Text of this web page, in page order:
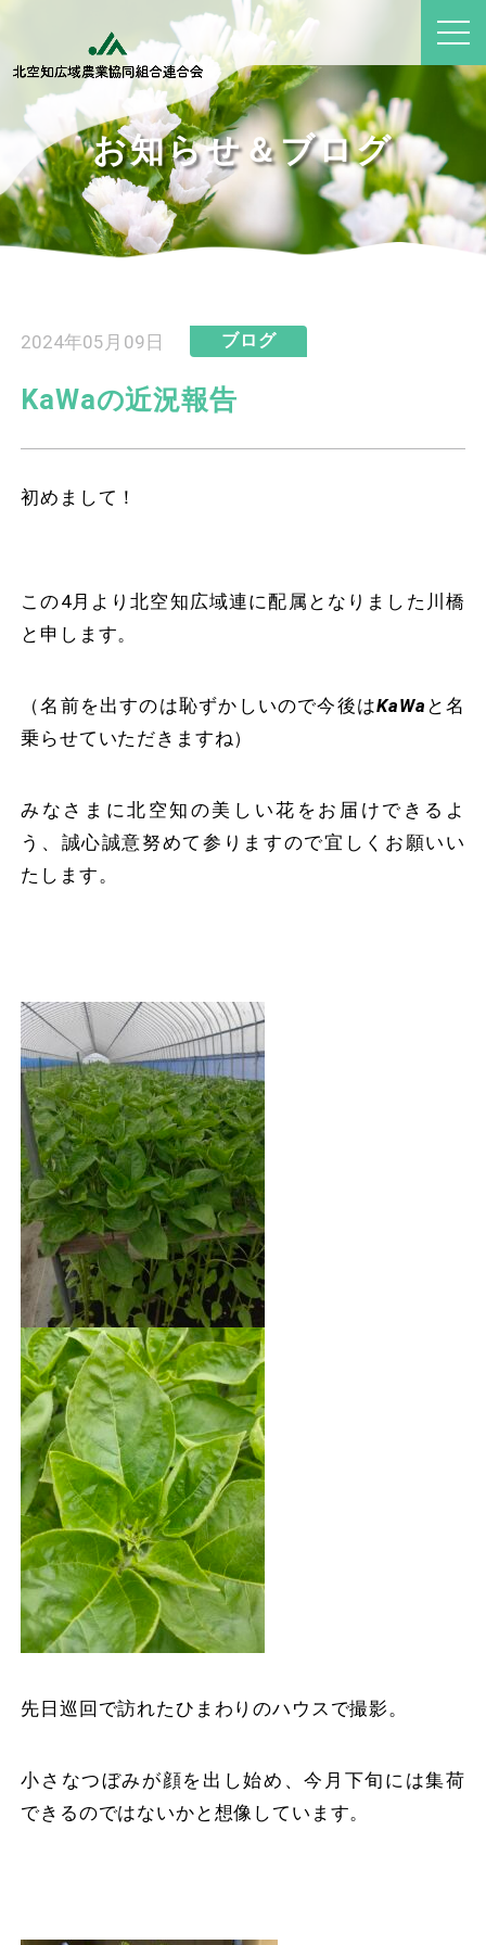
お知らせ＆ブログ
2024年05月09日 ブログ
KaWaの近況報告
初めまして！
この4月より北空知広域連に配属となりました川橋
と申します。
（名前を出すのは恥ずかしいので今後はKaWa と名
乗らせていただきますね）
みなさまに北空知の美しい花をお届けできるよ
う、誠心誠意努めて参りますので宜しくお願いい
たします。
先日巡回で訪れたひまわりのハウスで撮影。
小さなつぼみが顔を出し始め、今月下旬には集荷
できるのではないかと想像しています。